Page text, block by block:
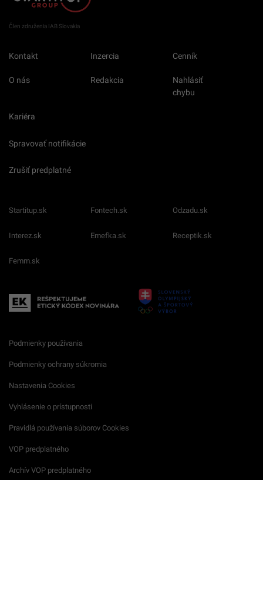
Člen združenia IAB Slovakia
Kontakt Inzercia Cenník
O nás Redakcia
Nahlásiť
chybu
Kariéra
Spravovať notifikácie
Zrušiť predplatné
Startitup.sk Fontech.sk Odzadu.sk
Interez.sk Emefka.sk Receptik.sk
Femm.sk
Podmienky používania
Podmienky ochrany súkromia
Nastavenia Cookies
Vyhlásenie o prístupnosti
Pravidlá používania súborov Cookies
VOP predplatného
Archív VOP predplatného